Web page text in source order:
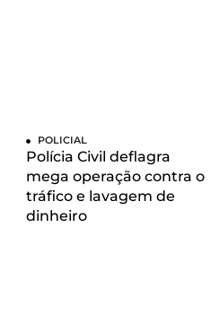
POLICIAL
Polícia Civil deflagra
mega operação contra o
tráfico e lavagem de
dinheiro